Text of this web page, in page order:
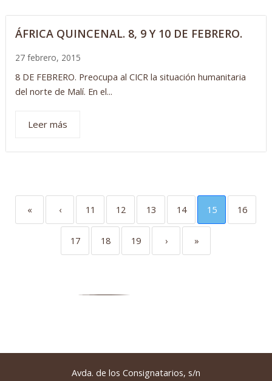
ÁFRICA QUINCENAL. 8, 9 Y 10 DE FEBRERO.
27 febrero, 2015
8 DE FEBRERO. Preocupa al CICR la situación humanitaria
del norte de Malí. En el...
Leer más
« ‹ 11 12 13 14 15 16
17 18 19 › »
Avda. de los Consignatarios, s/n